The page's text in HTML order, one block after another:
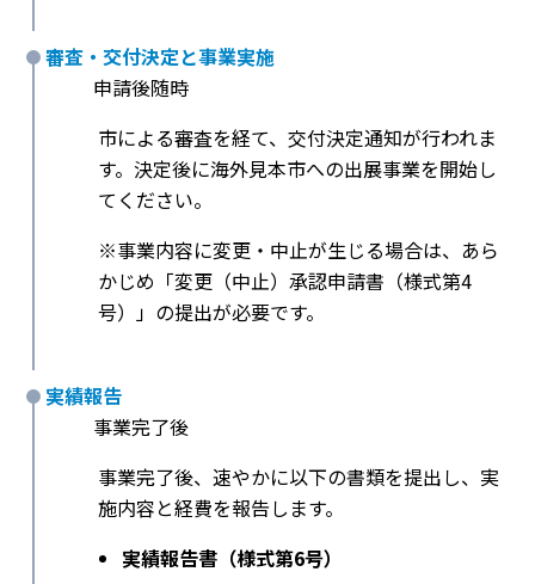
審査・交付決定と事業実施
申請後随時
市による審査を経て、交付決定通知が行われま
す。決定後に海外見本市への出展事業を開始し
てください。
※事業内容に変更・中止が生じる場合は、あら
かじめ「変更（中止）承認申請書（様式第4
号）」の提出が必要です。
実績報告
事業完了後
事業完了後、速やかに以下の書類を提出し、実
施内容と経費を報告します。
実績報告書（様式第6号）